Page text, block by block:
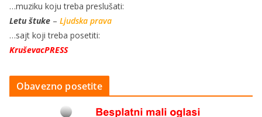
…muziku koju treba preslušati:
Letu štuke – Ljudska prava
…sajt koji treba posetiti:
KruševacPRESS
Obavezno posetite